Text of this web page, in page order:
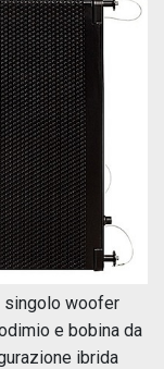
singolo woofer
e bobina da
ibrida